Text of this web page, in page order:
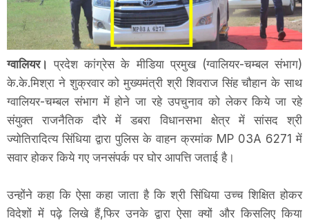
ग्वालियर। प्रदेश कांग्रेस के मीडिया प्रमुख (ग्वालियर-चम्बल संभाग)
के.के.मिश्रा ने शुक्रवार को मुख्यमंत्री श्री शिवराज सिंह चौहान के साथ
ग्वालियर-चम्बल संभाग में होने जा रहे उपचुनाव को लेकर किये जा रहे
संयुक्त राजनैतिक दौरे में डबरा विधानसभा क्षेत्र में सांसद श्री
ज्योतिरादित्य सिंधिया द्वारा पुलिस के वाहन क्रमांक MP 03A 6271 में
सवार होकर किये गए जनसंपर्क पर घोर आपत्ति जताई है।
उन्होंने कहा कि ऐसा कहा जाता है कि श्री सिंधिया उच्च शिक्षित होकर
विदेशों में पढ़े लिखे हैं,फिर उनके द्वारा ऐसा क्यों और किसलिए किया